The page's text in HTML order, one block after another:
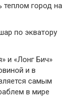
теплом город на
по экватору
и «Лонг Бич»
и в
самым
в мире